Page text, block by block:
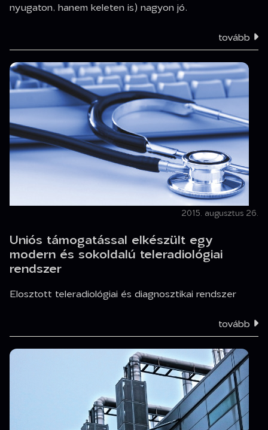
nyugaton, hanem keleten is) nagyon jó.
tovább
2015. augusztus 26.
Uniós támogatással elkészült egy
modern és sokoldalú teleradiológiai
rendszer
Elosztott teleradiológiai és diagnosztikai rendszer
tovább